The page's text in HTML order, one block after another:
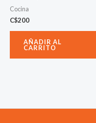
Cocina
C$200
AÑADIR AL
CARRITO